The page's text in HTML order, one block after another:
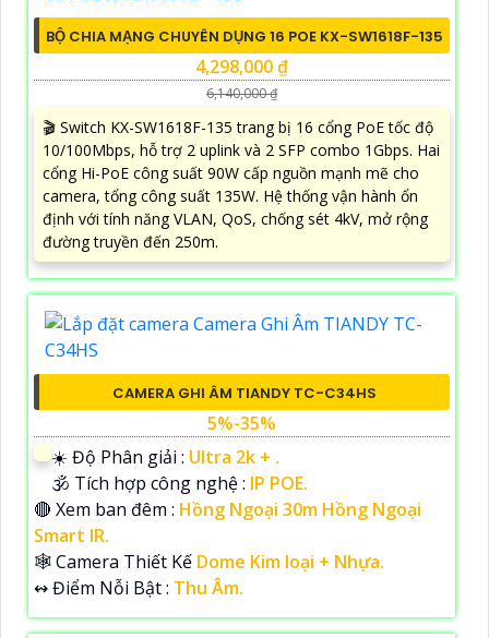
BỘ CHIA MẠNG CHUYÊN DỤNG 16 POE KX-SW1618F-135
4,298,000 ₫
6,140,000 ₫
🎬 Switch KX-SW1618F-135 trang bị 16 cổng PoE tốc độ
10/100Mbps, hỗ trợ 2 uplink và 2 SFP combo 1Gbps. Hai
cổng Hi-PoE công suất 90W cấp nguồn mạnh mẽ cho
camera, tổng công suất 135W. Hệ thống vận hành ổn
định với tính năng VLAN, QoS, chống sét 4kV, mở rộng
đường truyền đến 250m.
CAMERA GHI ÂM TIANDY TC-C34HS
5%-35%
☀️ Độ Phân giải : Ultra 2k + .
🕉️ Tích hợp công nghệ : IP POE.
🔴 Xem ban đêm : Hồng Ngoại 30m Hồng Ngoại
Smart IR.
🕸️ Camera Thiết Kế Dome Kim loại + Nhựa.
️↭ Điểm Nỗi Bật : Thu Âm.